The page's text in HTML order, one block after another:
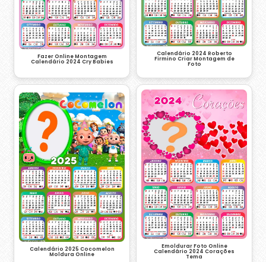
Fazer Online Montagem
Calendário 2024 Cry Babies
Calendário 2024 Roberto
Firmino Criar Montagem de
Foto
Calendário 2025 Cocomelon
Moldura Online
Emoldurar Foto Online
Calendário 2024 Corações
Tema